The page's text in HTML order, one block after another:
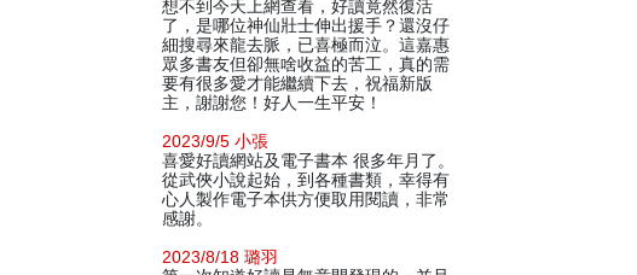
想不到今天上網查看，好讀竟然復活
了，是哪位神仙壯士伸出援手？還沒仔
細搜尋來龍去脈，已喜極而泣。這嘉惠
眾多書友但卻無啥收益的苦工，真的需
要有很多愛才能繼續下去，祝福新版
主，謝謝您！好人一生平安！
2023/9/5 小張
喜愛好讀網站及電子書本 很多年月了。
從武俠小說起始，到各種書類，幸得有
心人製作電子本供方便取用閱讀，非常
感謝。
2023/8/18 璐羽